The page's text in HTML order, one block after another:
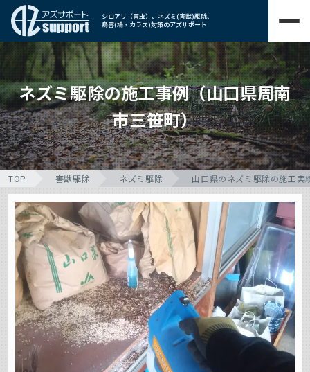
シロアリ（害虫）、ネズミ(害獣)駆除、
鳥害(鳩・カラス)対策のアズサポート
ネズミ駆除の施工事例（山口県周南
市三笹町）
TOP 害獣駆除 ネズミ駆除 山口県のネズミ駆除の施工実